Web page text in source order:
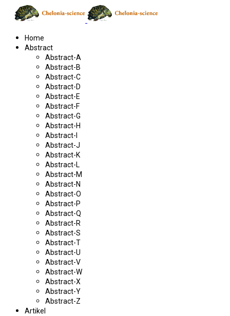
Home
Abstract
Abstract-A
Abstract-B
Abstract-C
Abstract-D
Abstract-E
Abstract-F
Abstract-G
Abstract-H
Abstract-I
Abstract-J
Abstract-K
Abstract-L
Abstract-M
Abstract-N
Abstract-O
Abstract-P
Abstract-Q
Abstract-R
Abstract-S
Abstract-T
Abstract-U
Abstract-V
Abstract-W
Abstract-X
Abstract-Y
Abstract-Z
Artikel